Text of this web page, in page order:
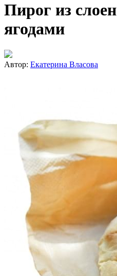
Пирог из
ягодами
Автор: Екатерина Власова